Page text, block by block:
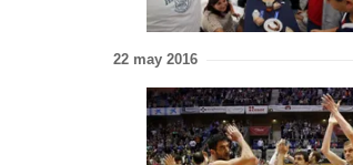
22 may 2016